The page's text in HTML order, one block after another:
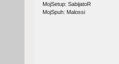
MojSetup: SabijatoR
MojSpuh: Malossi